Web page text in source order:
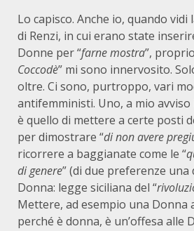
Lo capisco. Anche io, quando
di Renzi, in cui erano state
Donne per “farne mostra”,
Coccodè” mi sono innervosito.
oltre. Ci sono, purtroppo, vari
antifemministi. Uno, a mio avviso
è quello di mettere a certe posti
per dimostrare “di non avere
ricorrere a baggianate come le “
di genere” (di due preferenze una
Donna: legge siciliana del “
Mettere, ad esempio una Donna
perché è donna, è un’offesa alle